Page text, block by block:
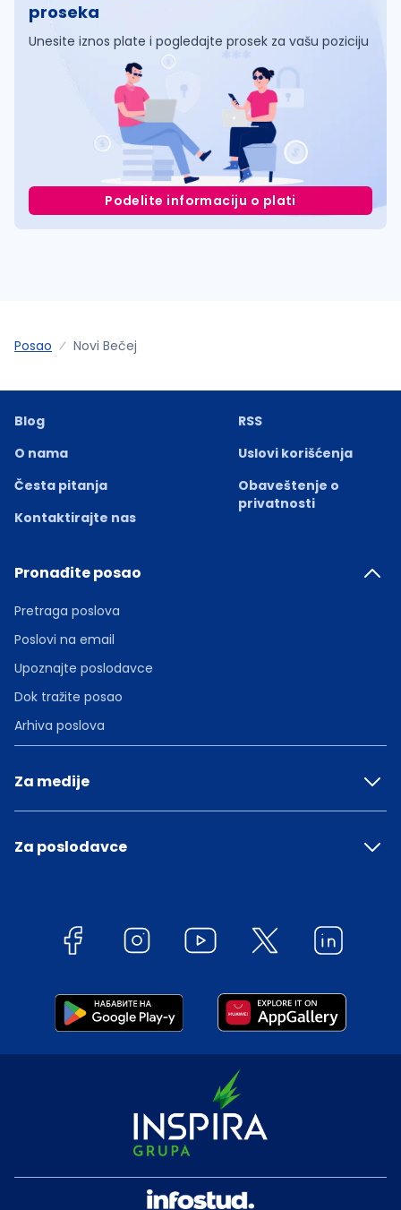
proseka
Unesite iznos plate i pogledajte prosek za vašu poziciju
Podelite informaciju o plati
Posao Novi Bečej
Blog
O nama
Česta pitanja
Kontaktirajte nas
RSS
Uslovi korišćenja
Obaveštenje o
privatnosti
Pronađite posao
Pretraga poslova
Poslovi na email
Upoznajte poslodavce
Dok tražite posao
Arhiva poslova
Za medije
Za poslodavce